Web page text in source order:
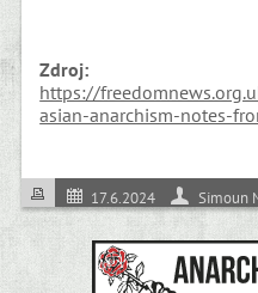
Zdroj:
https://
asian-anarchism-notes-
17.6.2024 Simoun